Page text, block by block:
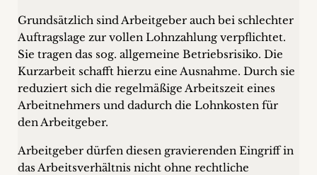
Grundsätzlich sind Arbeitgeber auch bei schlechter
Auftragslage zur vollen Lohnzahlung verpflichtet.
Sie tragen das sog. allgemeine Betriebsrisiko. Die
Kurzarbeit schafft hierzu eine Ausnahme. Durch sie
reduziert sich die regelmäßige Arbeitszeit eines
Arbeitnehmers und dadurch die Lohnkosten für
den Arbeitgeber.
Arbeitgeber dürfen diesen gravierenden Eingriff in
das Arbeitsverhältnis nicht ohne rechtliche